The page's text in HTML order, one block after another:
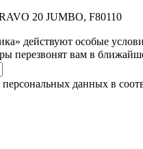
20 JUMBO, F80110
действуют особые
перезвонят вам в
данных в